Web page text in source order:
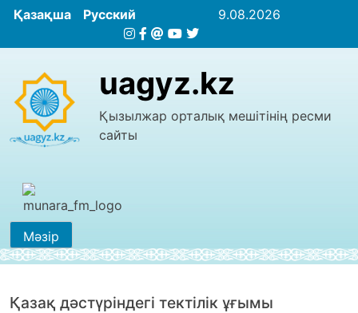
Қазақша Русский 9.08.2026
uagyz.kz
Қызылжар орталық мешітінің ресми
сайты
Мәзір
Қазақ дәстүріндегі тектілік ұғымы